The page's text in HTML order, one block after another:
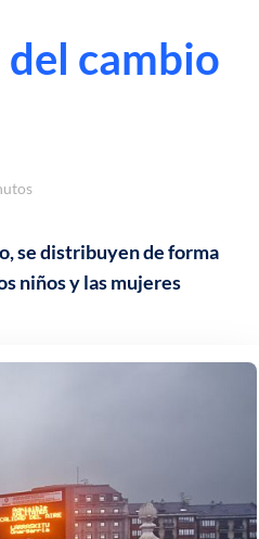
cambio
se distribuyen de forma
niños y las mujeres